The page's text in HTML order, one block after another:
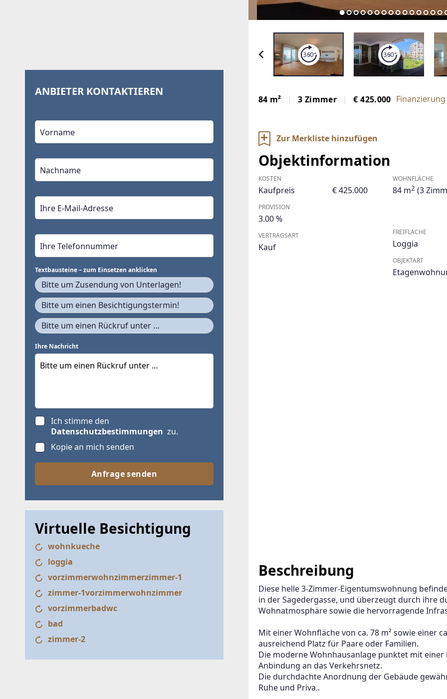
84 m² 3 Zimmer € 425.000
Zur Merkliste hinzufügen
Objektinformation
KOSTEN
Kaufpreis € 425.000
PROVISION
3.00 %
VERTRAGSART
Kauf
WOHNFLÄCHE
84 m2 (3
FREIFLÄCHE
Loggia
OBJEKTART
Beschreibung
Diese helle 3-Zimmer-Eigentumswohnung
in der Sagedergasse, und überzeugt durch ihre
Wohnatmosphäre sowie die hervorragende
Mit einer Wohnfläche von ca. 78 m² sowie einer
ausreichend Platz für Paare oder Familien.
Die moderne Wohnhausanlage punktet mit
Anbindung an das Verkehrsnetz.
Die durchdachte Anordnung der Gebäude
Ruhe und Priva..
ANBIETER KONTAKTIEREN
Textbausteine – zum Einsetzen anklicken
Bitte um Zusendung von Unterlagen!
Bitte um einen Besichtigungstermin!
Bitte um einen Rückruf unter …
Ihre Nachricht
Ich stimme den
Datenschutzbestimmungen zu.
Kopie an mich senden
Anfrage senden
Virtuelle Besichtigung
wohnkueche
loggia
vorzimmerwohnzimmerzimmer-1
zimmer-1vorzimmerwohnzimmer
vorzimmerbadwc
bad
zimmer-2